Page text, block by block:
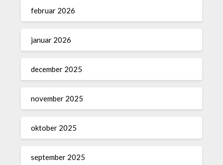
februar 2026
januar 2026
december 2025
november 2025
oktober 2025
september 2025